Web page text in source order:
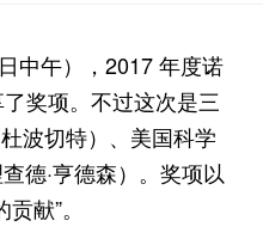
中午），2017 年度诺
奖项。不过这次是三
波切特）、美国科学
德·亨德森）。奖项以
献”。